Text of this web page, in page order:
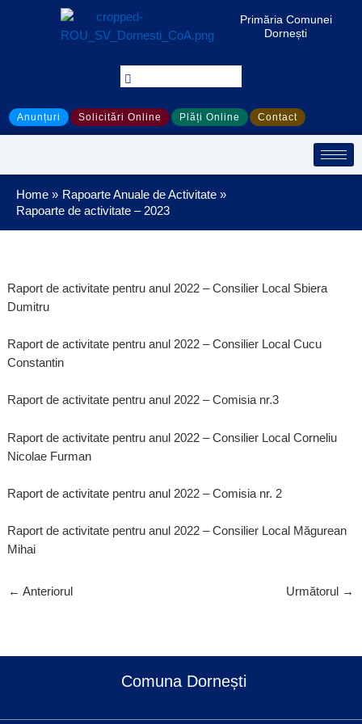
Primăria Comunei
Dornești
Anunțuri Solicitări Online Plăți Online Contact
Home
Rapoarte Anuale de Activitate
Rapoarte de activitate – 2023
Raport de activitate pentru anul 2022 – Consilier Local Sbiera
Dumitru
Raport de activitate pentru anul 2022 – Consilier Local Cucu
Constantin
Raport de activitate pentru anul 2022 – Comisia nr.3
Raport de activitate pentru anul 2022 – Consilier Local Corneliu
Nicolae Furman
Raport de activitate pentru anul 2022 – Comisia nr. 2
Raport de activitate pentru anul 2022 – Consilier Local Măgurean
Mihai
← Anteriorul Următorul →
Comuna Dornești